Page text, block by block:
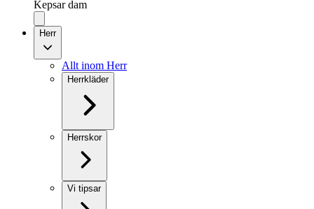
Kepsar dam
Herr
Allt inom Herr
Herrkläder
Herrskor
Vi tipsar